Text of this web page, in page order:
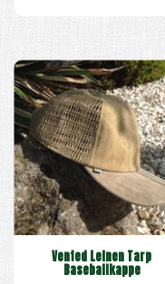
Vented Leinen Tarp
Baseballkappe